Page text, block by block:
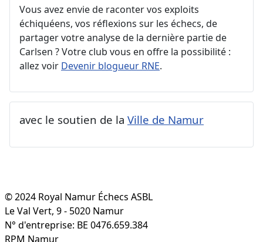
Vous avez envie de raconter vos exploits
échiquéens, vos réflexions sur les échecs, de
partager votre analyse de la dernière partie de
Carlsen ? Votre club vous en offre la possibilité :
allez voir Devenir blogueur RNE.
avec le soutien de la Ville de Namur
© 2024 Royal Namur Échecs ASBL
Le Val Vert, 9 - 5020 Namur
N° d'entreprise: BE 0476.659.384
RPM Namur